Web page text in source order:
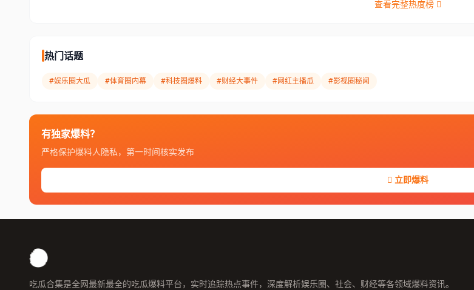
查看完整热度榜
热门话题
#娱乐圈大瓜 #体育圈内幕 #科技圈爆料 #财经大事件 #网红主播瓜 #影视圈秘闻
有独家爆料？
严格保护爆料人隐私，第一时间核实发布
立即爆料
吃瓜合集是全网最新最全的吃瓜爆料平台，实时追踪热点事件，深度解析娱乐圈、社会、财经等各领域爆料资讯。